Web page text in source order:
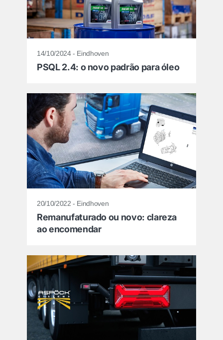
14/10/2024 - Eindhoven
PSQL 2.4: o novo padrão para óleo
20/10/2022 - Eindhoven
Remanufaturado ou novo: clareza
ao encomendar